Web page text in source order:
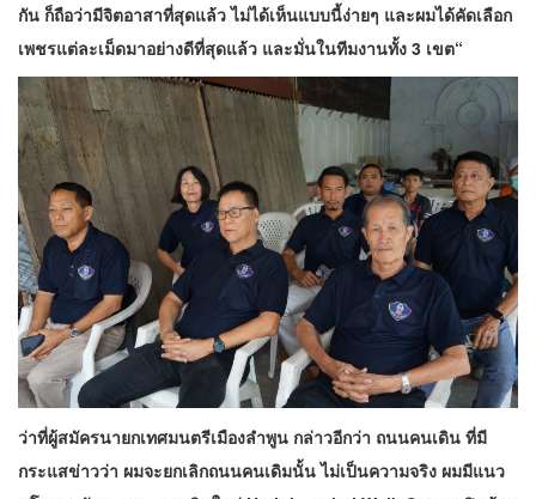
กัน ก็ถือว่ามีจิตอาสาที่สุดแล้ว ไม่ได้เห็นแบบนี้ง่ายๆ และผมได้คัดเลือก
เพชรแต่ละเม็ดมาอย่างดีที่สุดแล้ว และมั่นในทีมงานทั้ง 3 เขต“
ว่าที่ผู้สมัครนายกเทศมนตรีเมืองลำพูน กล่าวอีกว่า ถนนคนเดิน ที่มี
กระแสข่าวว่า ผมจะยกเลิกถนนคนเดิมนั้น ไม่เป็นความจริง ผมมีแนว